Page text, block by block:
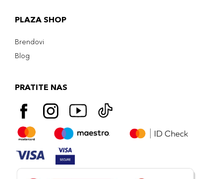
PLAZA SHOP
Brendovi
Blog
PRATITE NAS